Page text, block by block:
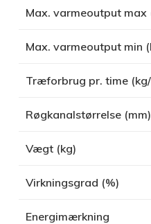
Max. varmeoutput max
Max. varmeoutput min
Træforbrug pr. time
Røgkanalstørrelse (mm)
Vægt (kg)
Virkningsgrad (%)
Energimærkning